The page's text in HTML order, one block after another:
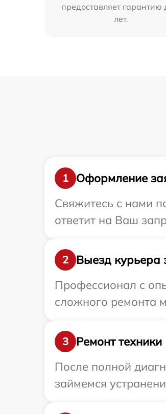
предоставляет гарантию
лет.
1
Оформление
Свяжитесь с нами
ответит на Ваш
2
Выезд курьера
Профессионал с
сложного ремонта
3
Ремонт техники
После полной
займемся